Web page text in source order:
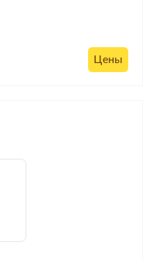
Цены